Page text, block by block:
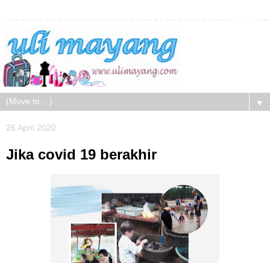
▼
26 April 2020
Jika covid 19 berakhir